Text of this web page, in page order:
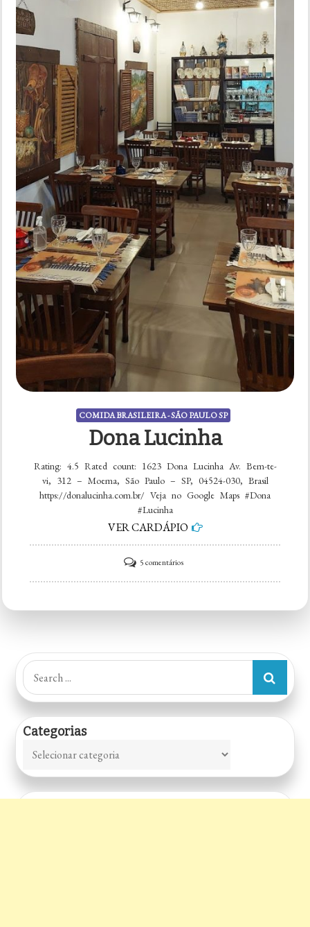
COMIDA BRASILEIRA - SÃO PAULO SP
Dona Lucinha
Rating: 4.5 Rated count: 1623 Dona Lucinha Av. Bem-te-
vi, 312 – Moema, São Paulo – SP, 04524-030, Brasil
https://donalucinha.com.br/ Veja no Google Maps #Dona
#Lucinha
VER CARDÁPIO
5 comentáriosem
Dona
Search
for:
Categorias
Categorias